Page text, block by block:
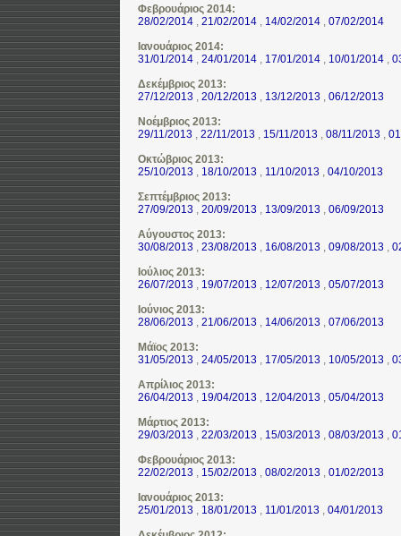
Φεβρουάριος 2014:
28/02/2014 , 21/02/2014 , 14/02/2014 , 07/02/2014
Ιανουάριος 2014:
31/01/2014 , 24/01/2014 , 17/01/2014 , 10/01/2014 ,
Δεκέμβριος 2013:
27/12/2013 , 20/12/2013 , 13/12/2013 , 06/12/2013
Νοέμβριος 2013:
29/11/2013 , 22/11/2013 , 15/11/2013 , 08/11/2013 ,
Οκτώβριος 2013:
25/10/2013 , 18/10/2013 , 11/10/2013 , 04/10/2013
Σεπτέμβριος 2013:
27/09/2013 , 20/09/2013 , 13/09/2013 , 06/09/2013
Αύγουστος 2013:
30/08/2013 , 23/08/2013 , 16/08/2013 , 09/08/2013 ,
Ιούλιος 2013:
26/07/2013 , 19/07/2013 , 12/07/2013 , 05/07/2013
Ιούνιος 2013:
28/06/2013 , 21/06/2013 , 14/06/2013 , 07/06/2013
Μάϊος 2013:
31/05/2013 , 24/05/2013 , 17/05/2013 , 10/05/2013 ,
Απρίλιος 2013:
26/04/2013 , 19/04/2013 , 12/04/2013 , 05/04/2013
Μάρτιος 2013:
29/03/2013 , 22/03/2013 , 15/03/2013 , 08/03/2013 ,
Φεβρουάριος 2013:
22/02/2013 , 15/02/2013 , 08/02/2013 , 01/02/2013
Ιανουάριος 2013:
25/01/2013 , 18/01/2013 , 11/01/2013 , 04/01/2013